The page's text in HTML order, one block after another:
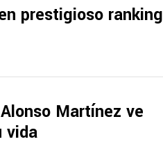
prestigioso ranking
Martínez ve
vida